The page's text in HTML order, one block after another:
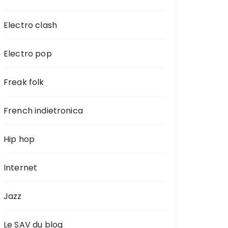
Electro clash
Electro pop
Freak folk
French indietronica
Hip hop
Internet
Jazz
Le SAV du blog